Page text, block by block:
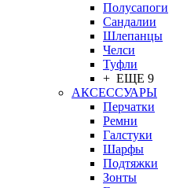
Полусапоги
Сандалии
Шлепанцы
Челси
Туфли
+ ЕЩЕ 9
АКСЕССУАРЫ
Перчатки
Ремни
Галстуки
Шарфы
Подтяжки
Зонты